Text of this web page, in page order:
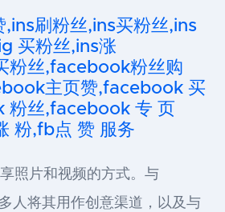
,ins刷粉丝,ins买粉丝,ins
买粉丝,ins涨
粉丝,facebook粉丝购
主页赞,facebook 买
粉丝,facebook 专 页
粉,fb点 赞 服务
照片和视频的方式。与
人将其用作创意渠道，以及与